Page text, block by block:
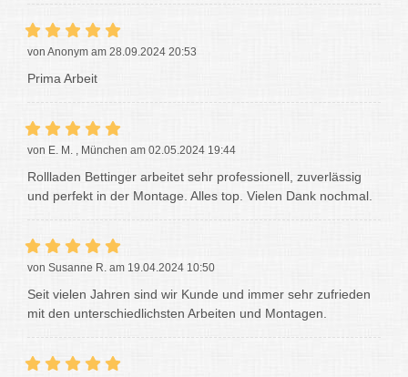
von Anonym am 28.09.2024 20:53
Prima Arbeit
von E. M. , München am 02.05.2024 19:44
Rollladen Bettinger arbeitet sehr professionell, zuverlässig
und perfekt in der Montage. Alles top. Vielen Dank nochmal.
von Susanne R. am 19.04.2024 10:50
Seit vielen Jahren sind wir Kunde und immer sehr zufrieden
mit den unterschiedlichsten Arbeiten und Montagen.